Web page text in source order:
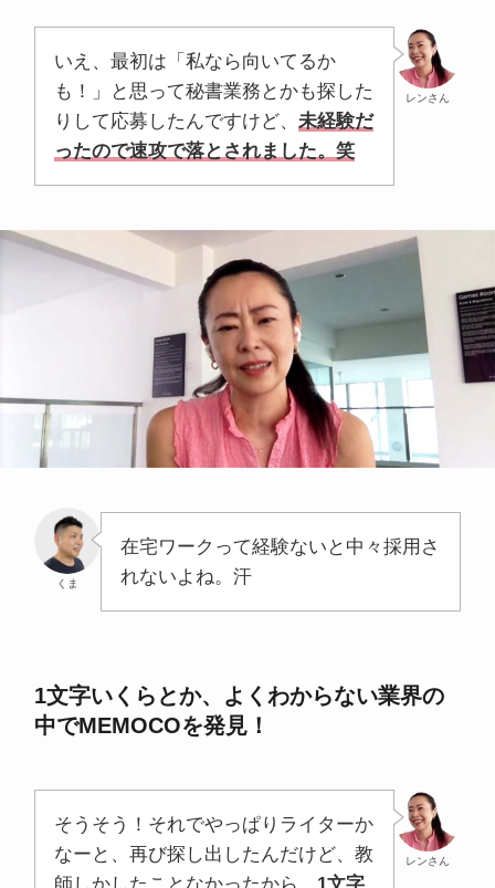
レンさん
いえ、最初は「私なら向いてるか
も！」と思って秘書業務とかも探した
りして応募したんですけど、 未経験だ
ったので速攻で落とされました。笑
くま
在宅ワークって経験ないと中々採用さ
れないよね。汗
1文字いくらとか、よくわからない業界の
中でMEMOCOを発見！
レンさん
そうそう！それでやっぱりライターか
なーと、再び探し出したんだけど、教